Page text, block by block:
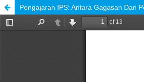
Pengajaran IPS: Antara Gagasan Dan